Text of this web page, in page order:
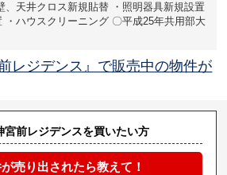
、天井クロス新規貼替 ・照明器具新規設置
・ハウスクリーニング 〇平成25年共用部大
レジデンス』で販売中の物件が
宮前レジデンスを買いたい方
売り出されたら教えて！